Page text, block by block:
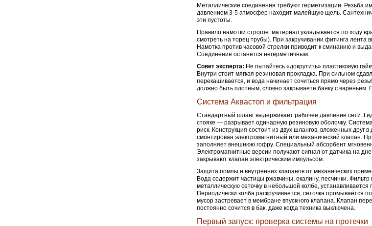
Металлические соединения требуют герметизации. Резьба
давлением 3-5 атмосфер находит малейшую щель.
эти пустоты.
Правило намотки строгое: материал укладывается по ходу
смотреть на торец трубы). При закручивании фитинга лента
Намотка против часовой стрелки приводит к сминанию и
Соединение останется негерметичным.
Совет эксперта: Не пытайтесь «докрутить» пластиковую
Внутри стоит мягкая резиновая прокладка. При сильном
перекашивается, и вода начинает сочиться прямо через
должно быть плотным, словно закрываете банку с вареньем.
Система Аквастоп и фильтрация
Стандартный шланг выдерживает рабочее давление сети.
стояке — разрывает одинарную резиновую оболочку.
риск. Конструкция состоит из двух шлангов, вложенных друг
смонтирован электромагнитный или механический клапан.
заполняет внешнюю гофру. Специальный абсорбент
Электромагнитные версии получают сигнал от датчика на
закрывают клапан электрическим импульсом.
Защита помпы и внутренних клапанов от механических
Вода содержит частицы ржавчины, окалину, песчинки.
металлическую сеточку в небольшой колбе,
Периодически колба раскручивается, сеточка промывается
мусор застревает в мембране впускного клапана. Клапан
постоянно сочится в бак, даже когда техника выключена.
Первый запуск: проверка системы на протечки